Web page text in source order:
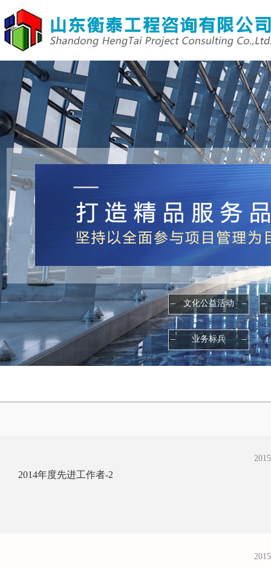
文化公益活动
业务标兵
2014年度先进工作者-2